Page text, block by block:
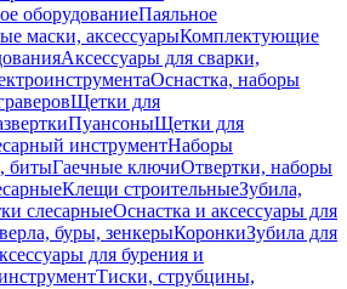
оборудованиеПаяльное
маски, аксессуарыКомплектующие
Аксессуары для сварки,
Оснастка, наборы
Щетки для
ПуансоныЩетки для
инструментНаборы
битыГаечные ключиОтвертки, наборы
Клещи строительныеЗубила,
слесарныеОснастка и аксессуары для
буры, зенкерыКоронкиЗубила для
для бурения и
Тиски, струбцины,